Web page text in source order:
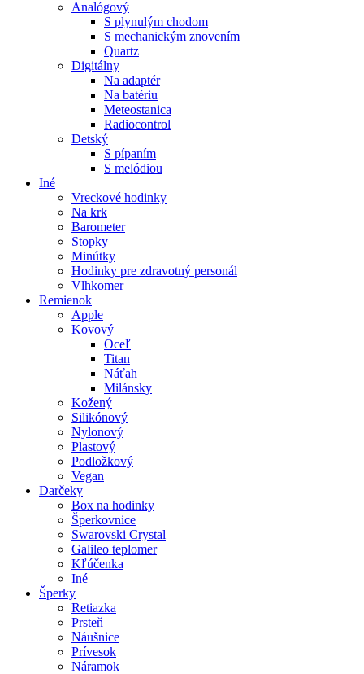
Analógový
S plynulým chodom
S mechanickým znovením
Quartz
Digitálny
Na adaptér
Na batériu
Meteostanica
Radiocontrol
Detský
S pípaním
S melódiou
Iné
Vreckové hodinky
Na krk
Barometer
Stopky
Minútky
Hodinky pre zdravotný personál
Vlhkomer
Remienok
Apple
Kovový
Oceľ
Titan
Náťah
Milánsky
Kožený
Silikónový
Nylonový
Plastový
Podložkový
Vegan
Darčeky
Box na hodinky
Šperkovnice
Swarovski Crystal
Galileo teplomer
Kľúčenka
Iné
Šperky
Retiazka
Prsteň
Náušnice
Prívesok
Náramok